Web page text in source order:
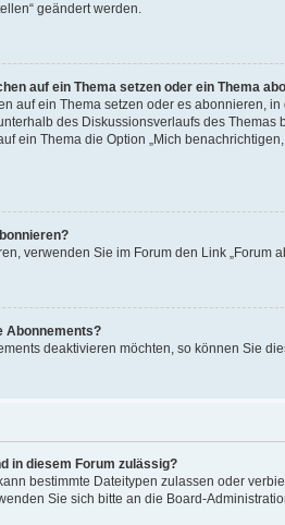
geändert werden.
auf ein Thema setzen oder ein Thema
auf ein Thema setzen oder es abonnieren,
des Diskussionsverlaufs des Themas
ein Thema die Option „Mich
verwenden Sie im Forum den Link „Forum
Abonnements?
deaktivieren möchten, so können Sie
in diesem Forum zulässig?
bestimmte Dateitypen zulassen oder
Sie sich bitte an die Board-